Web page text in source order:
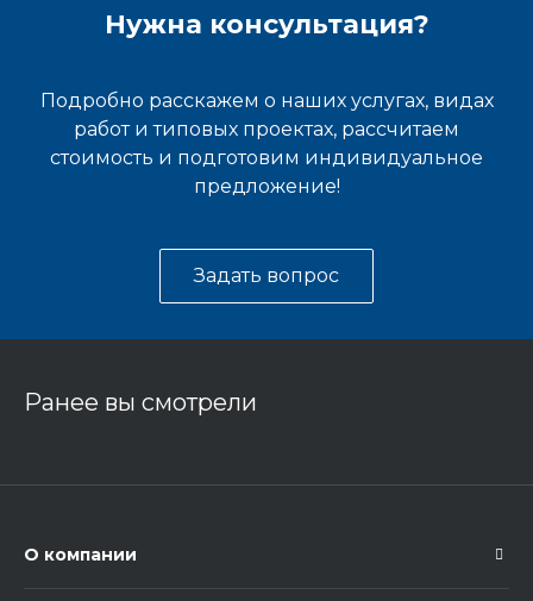
Нужна консультация?
Подробно расскажем о наших услугах, видах
работ и типовых проектах, рассчитаем
стоимость и подготовим индивидуальное
предложение!
Задать вопрос
Ранее вы смотрели
О компании